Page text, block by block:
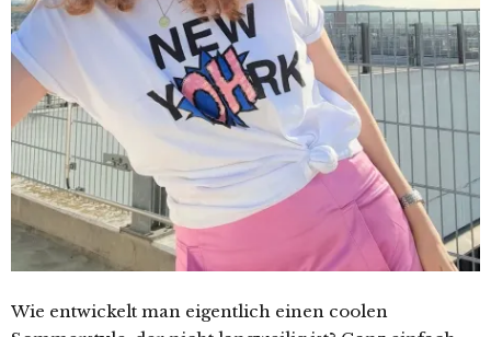
Wie entwickelt man eigentlich einen coolen